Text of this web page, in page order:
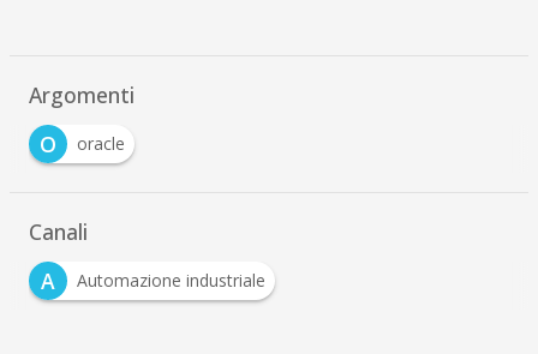
Argomenti
O
oracle
Canali
A
Automazione industriale